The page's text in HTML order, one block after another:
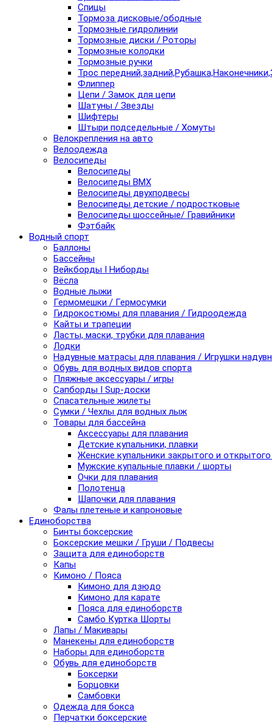
Спицы
Тормоза дисковые/ободные
Тормозные гидролинии
Тормозные диски / Роторы
Тормозные колодки
Тормозные ручки
Трос
Флиппер
Цепи / Замок для цепи
Шатуны / Звезды
Шифтеры
Штыри подседельные / Хомуты
Велокрепления на авто
Велоодежда
Велосипеды
Велосипеды
Велосипеды BMX
Велосипеды двухподвесы
Велосипеды детские / подростковые
Велосипеды шоссейные/ Гравийники
Фэтбайк
Водный спорт
Баллоны
Бассейны
Вейкборды I Ниборды
Вёсла
Водные лыжи
Гермомешки / Гермосумки
Гидрокостюмы для плавания / Гидроодежда
Кайты и трапеции
Ласты, маски, трубки для плавания
Лодки
Надувные матрасы для плавания / Игрушки
Обувь для водных видов спорта
Пляжные аксессуары / игры
Сапборды I Sup-доски
Спасательные жилеты
Сумки / Чехлы для водных лыж
Товары для бассейна
Аксессуары для плавания
Детские купальники, плавки
Женские купальники закрытого и
Мужские купальные плавки / шорты
Очки для плавания
Полотенца
Шапочки для плавания
Фалы плетеные и капроновые
Единоборства
Бинты боксерские
Боксерские мешки / Груши / Подвесы
Защита для единоборств
Капы
Кимоно / Пояса
Кимоно для дзюдо
Кимоно для карате
Пояса для единоборств
Самбо Куртка Шорты
Лапы / Макивары
Манекены для единоборств
Наборы для единоборств
Обувь для единоборств
Боксерки
Борцовки
Самбовки
Одежда для бокса
Перчатки боксерские